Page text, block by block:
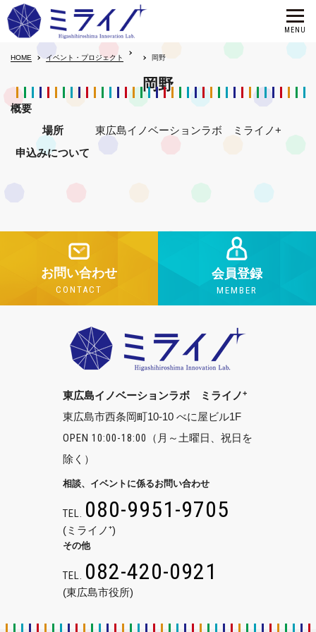
HOME イベント・プロジェクト 岡野
岡野
概要
場所
東広島イノベーションラボ ミライノ+
申込みについて
お問い合わせ
CONTACT
会員登録
MEMBER
東広島イノベーションラボ ミライノ+
東広島市西条岡町10-10 べに屋ビル1F
OPEN 10:00-18:00
（月～土曜日、祝日を
除く）
相談、イベントに係るお問い合わせ
TEL. 080-9951-9705
(ミライノ⁺)
その他
TEL. 082-420-0921
(東広島市役所)